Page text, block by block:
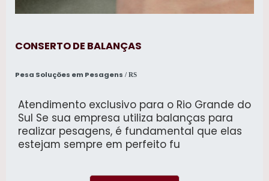
CONSERTO DE BALANÇAS
Pesa Soluções em Pesagens / RS
Atendimento exclusivo para o Rio Grande do
Sul Se sua empresa utiliza balanças para
realizar pesagens, é fundamental que elas
estejam sempre em perfeito fu